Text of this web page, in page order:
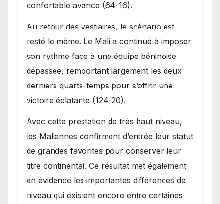
confortable avance (64-16).
Au retour des vestiaires, le scénario est
resté le même. Le Mali a continué à imposer
son rythme face à une équipe béninoise
dépassée, remportant largement les deux
derniers quarts-temps pour s’offrir une
victoire éclatante (124-20).
Avec cette prestation de très haut niveau,
les Maliennes confirment d’entrée leur statut
de grandes favorites pour conserver leur
titre continental. Ce résultat met également
en évidence les importantes différences de
niveau qui existent encore entre certaines